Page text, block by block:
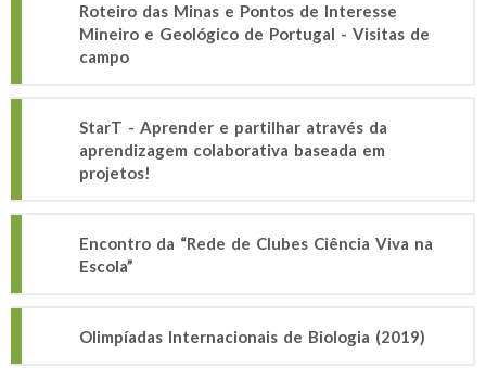
Roteiro das Minas e Pontos de Interesse
Mineiro e Geológico de Portugal - Visitas de
campo
StarT - Aprender e partilhar através da
aprendizagem colaborativa baseada em
projetos!
Encontro da “Rede de Clubes Ciência Viva na
Escola”
Olimpíadas Internacionais de Biologia (2019)